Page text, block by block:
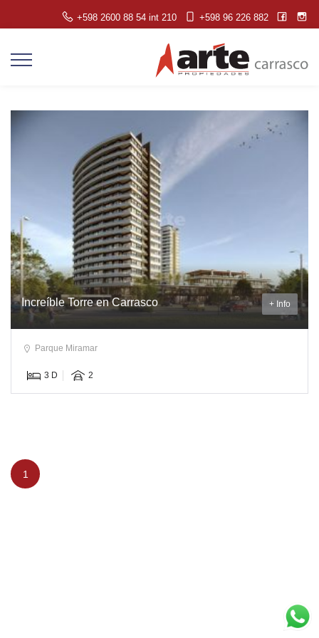
+598 96 226 882
+598 2600 88 54 int 210
Increíble Torre en Carrasco + Info
Parque Miramar
3 D 2
1